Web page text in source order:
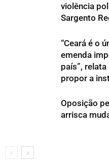
violência
Sargento
“Ceará é o
emenda
país”,
propor a
Oposição
arrisca